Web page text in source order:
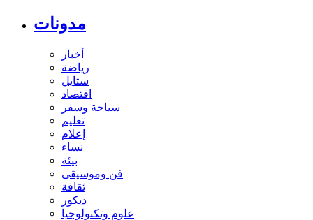
مدونات
أخبار
رياضة
ستايل
اقتصاد
سياحة وسفر
تعليم
إعلام
نساء
بيئة
فن وموسيقى
ثقافة
ديكور
علوم وتكنولوجيا